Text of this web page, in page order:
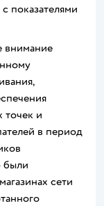
показателями
внимание
точек и
в период
были
сети